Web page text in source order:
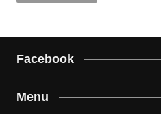
Facebook
Menu